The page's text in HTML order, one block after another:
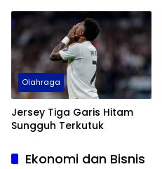
Olahraga
Jersey Tiga Garis Hitam
Sungguh Terkutuk
Ekonomi dan Bisnis